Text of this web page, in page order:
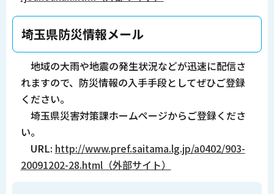
埼玉県防災情報メール
地域の大雨や地震の発生状況などが迅速に配信さ
れますので、防災情報の入手手段としてぜひご登録
ください。
埼玉県災害対策課ホームページからご登録くださ
い。
URL: http://www.pref.saitama.lg.jp/a0402/903-
20091202-28.html（外部サイト）